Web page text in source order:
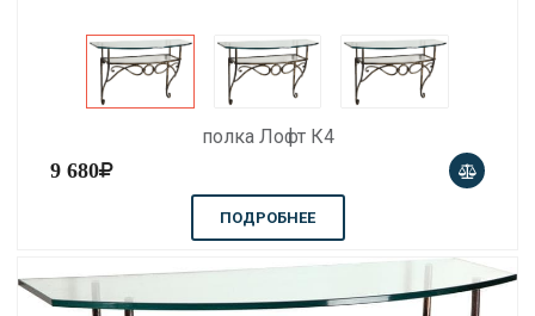
полка Лофт К4
9 680
ПОДРОБНЕЕ